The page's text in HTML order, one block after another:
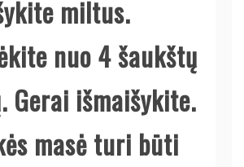
miltus.
nuo 4 šaukštų
Gerai išmaišykite.
masė turi būti